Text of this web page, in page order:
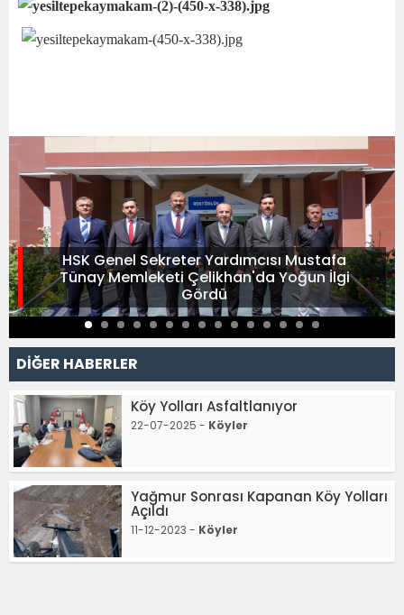
HSK Genel Sekreter Yardımcısı Mustafa
Tünay Memleketi Çelikhan'da Yoğun İlgi
Gördü
DİĞER HABERLER
Köy Yolları Asfaltlanıyor
22-07-2025 - Köyler
Yağmur Sonrası Kapanan Köy Yolları
Açıldı
11-12-2023 - Köyler